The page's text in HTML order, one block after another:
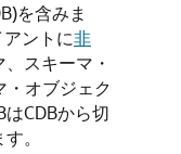
を含みま
ントに非
スキーマ・
・オブジェク
はCDBから切
。